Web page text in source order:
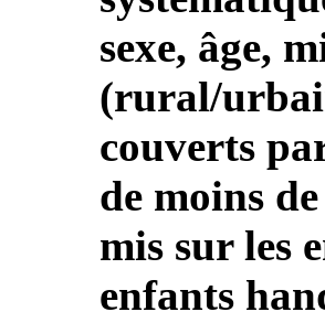
sexe, âge,
(rural/
couverts
de moins
mis sur les
enfants